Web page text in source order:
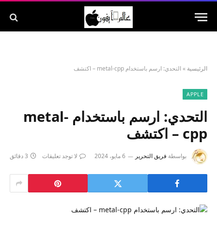
الرئيسية » التحدي: ارسم باستخدام metal-cpp – اكتشف
APPLE
التحدي: ارسم باستخدام metal-
cpp – اكتشف
بواسطة فريق التحرير 6 مايو، 2024 لا توجد تعليقات 3 دقائق